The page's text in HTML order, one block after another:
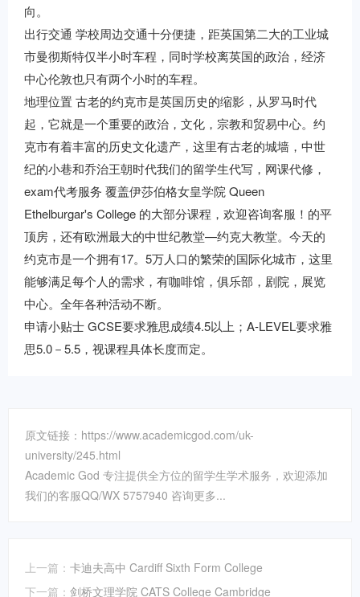
向。
出行交通 学校周边交通十分便捷，距英国第二大的工业城
市曼彻斯特仅半小时车程，同时学校离英国的政治，经济
中心伦敦也只有两个小时的车程。
地理位置 古老的约克市是英国历史的缩影，从罗马时代
起，它就是一个重要的政治，文化，宗教和贸易中心。约
克市有着丰富的历史文化遗产，这里有古老的城墙，中世
纪的小巷和乔治王朝时代我们的留学生代写，网课代修，
exam代考服务 覆盖伊莎伯格女皇学院 Queen
Ethelburgar's College 的大部分课程，欢迎咨询客服！的平
顶房，还有欧洲最大的中世纪教堂—约克大教堂。今天的
约克市是一个拥有17。5万人口的繁荣的国际化城市，这里
能够满足每个人的需求，有咖啡馆，俱乐部，剧院，展览
中心。全年各种活动不断。
申请小贴士 GCSE要求雅思成绩4.5以上；A-LEVEL要求雅
思5.0－5.5，视课程具体长度而定。
原文链接：https://www.academicgod.com/uk-
university/245.html
Academic God 专注提供全方位的留学生学术服务，欢迎添加
我们的客服QQ/WX 5757940 咨询更多...
上一篇： 卡迪夫高中 Cardiff Sixth Form College
下一篇： 剑桥文理学院 CATS College Cambridge